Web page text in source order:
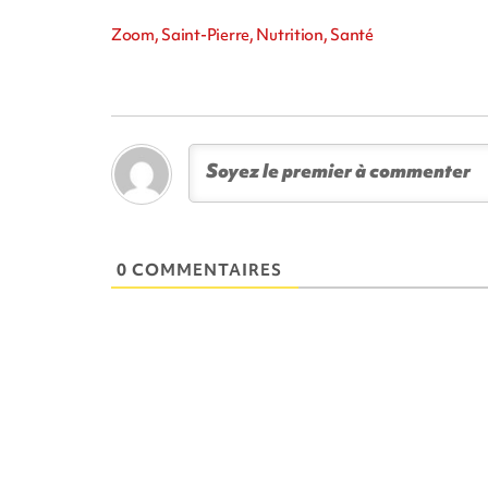
Zoom, Saint-Pierre, Nutrition, Santé
0 COMMENTAIRES